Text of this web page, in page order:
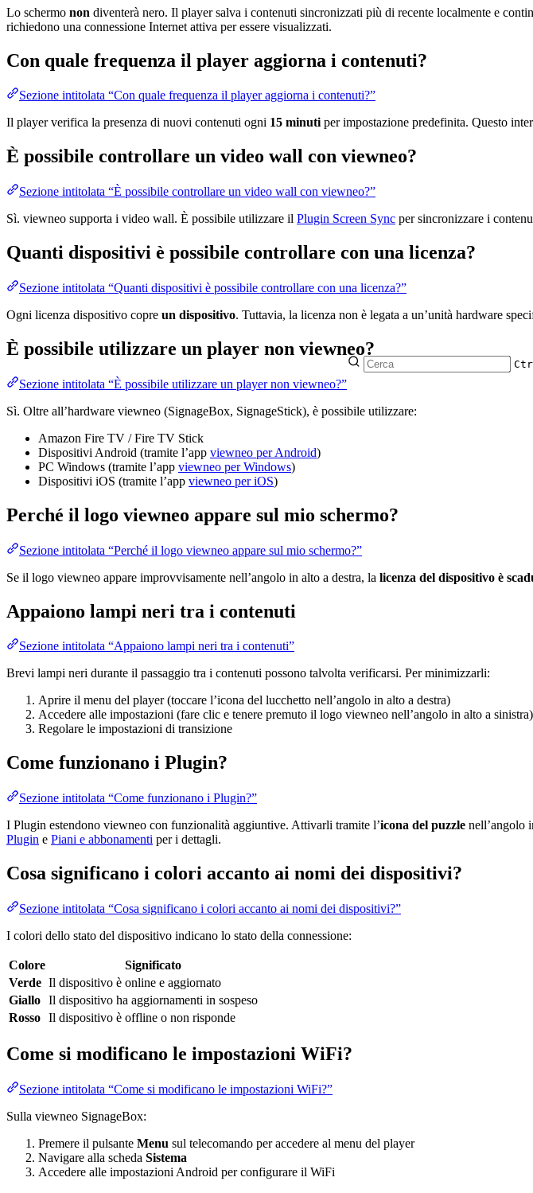
Lo schermo non diventerà nero. Il player salva i contenuti sincronizzati più di recente localmente e
richiedono una connessione Internet attiva per essere visualizzati.
Con quale frequenza il player aggiorna i contenuti?
Sezione intitolata “Con quale frequenza il player aggiorna i contenuti?”
Il player verifica la presenza di nuovi contenuti ogni 15 minutiper impostazione predefinita. Questo
È possibile controllare un video wall con viewneo?
Sezione intitolata “È possibile controllare un video wall con viewneo?”
Sì. viewneo supporta i video wall. È possibile utilizzare il Plugin Screen Sync per sincronizzare i
Quanti dispositivi è possibile controllare con una licenza?
Sezione intitolata “Quanti dispositivi è possibile controllare con una licenza?”
Ogni licenza dispositivo copre un dispositivo. Tuttavia, la licenza non è legata a un’unità hardware
È possibile utilizzare un player non viewneo?
Sezione intitolata “È possibile utilizzare un player non viewneo?”
Sì. Oltre all’hardware viewneo (SignageBox, SignageStick), è possibile utilizzare:
Amazon Fire TV / Fire TV Stick
Dispositivi Android (tramite l’app viewneo per Android)
PC Windows (tramite l’app viewneo per Windows)
Dispositivi iOS (tramite l’app viewneo per iOS)
Perché il logo viewneo appare sul mio schermo?
Sezione intitolata “Perché il logo viewneo appare sul mio schermo?”
Se il logo viewneo appare improvvisamente nell’angolo in alto a destra, la licenza del dispositivo è
Appaiono lampi neri tra i contenuti
Sezione intitolata “Appaiono lampi neri tra i contenuti”
Brevi lampi neri durante il passaggio tra i contenuti possono talvolta verificarsi. Per minimizzarli:
Aprire il menu del player (toccare l’icona del lucchetto nell’angolo in alto a destra)
Accedere alle impostazioni (fare clic e tenere premuto il logo viewneo nell’angolo in alto a sinistra)
Regolare le impostazioni di transizione
Come funzionano i Plugin?
Sezione intitolata “Come funzionano i Plugin?”
I Plugin estendono viewneo con funzionalità aggiuntive. Attivarli tramite l’icona del puzzle nell’angolo
Plugin e Piani e abbonamenti per i dettagli.
Cosa significano i colori accanto ai nomi dei dispositivi?
Sezione intitolata “Cosa significano i colori accanto ai nomi dei dispositivi?”
I colori dello stato del dispositivo indicano lo stato della connessione:
Colore
Significato
Verde Il dispositivo è online e aggiornato
Giallo Il dispositivo ha aggiornamenti in sospeso
Rosso Il dispositivo è offline o non risponde
Come si modificano le impostazioni WiFi?
Sezione intitolata “Come si modificano le impostazioni WiFi?”
Sulla viewneo SignageBox:
Premere il pulsante Menu sul telecomando per accedere al menu del player
Navigare alla scheda Sistema
Accedere alle impostazioni Android per configurare il WiFi